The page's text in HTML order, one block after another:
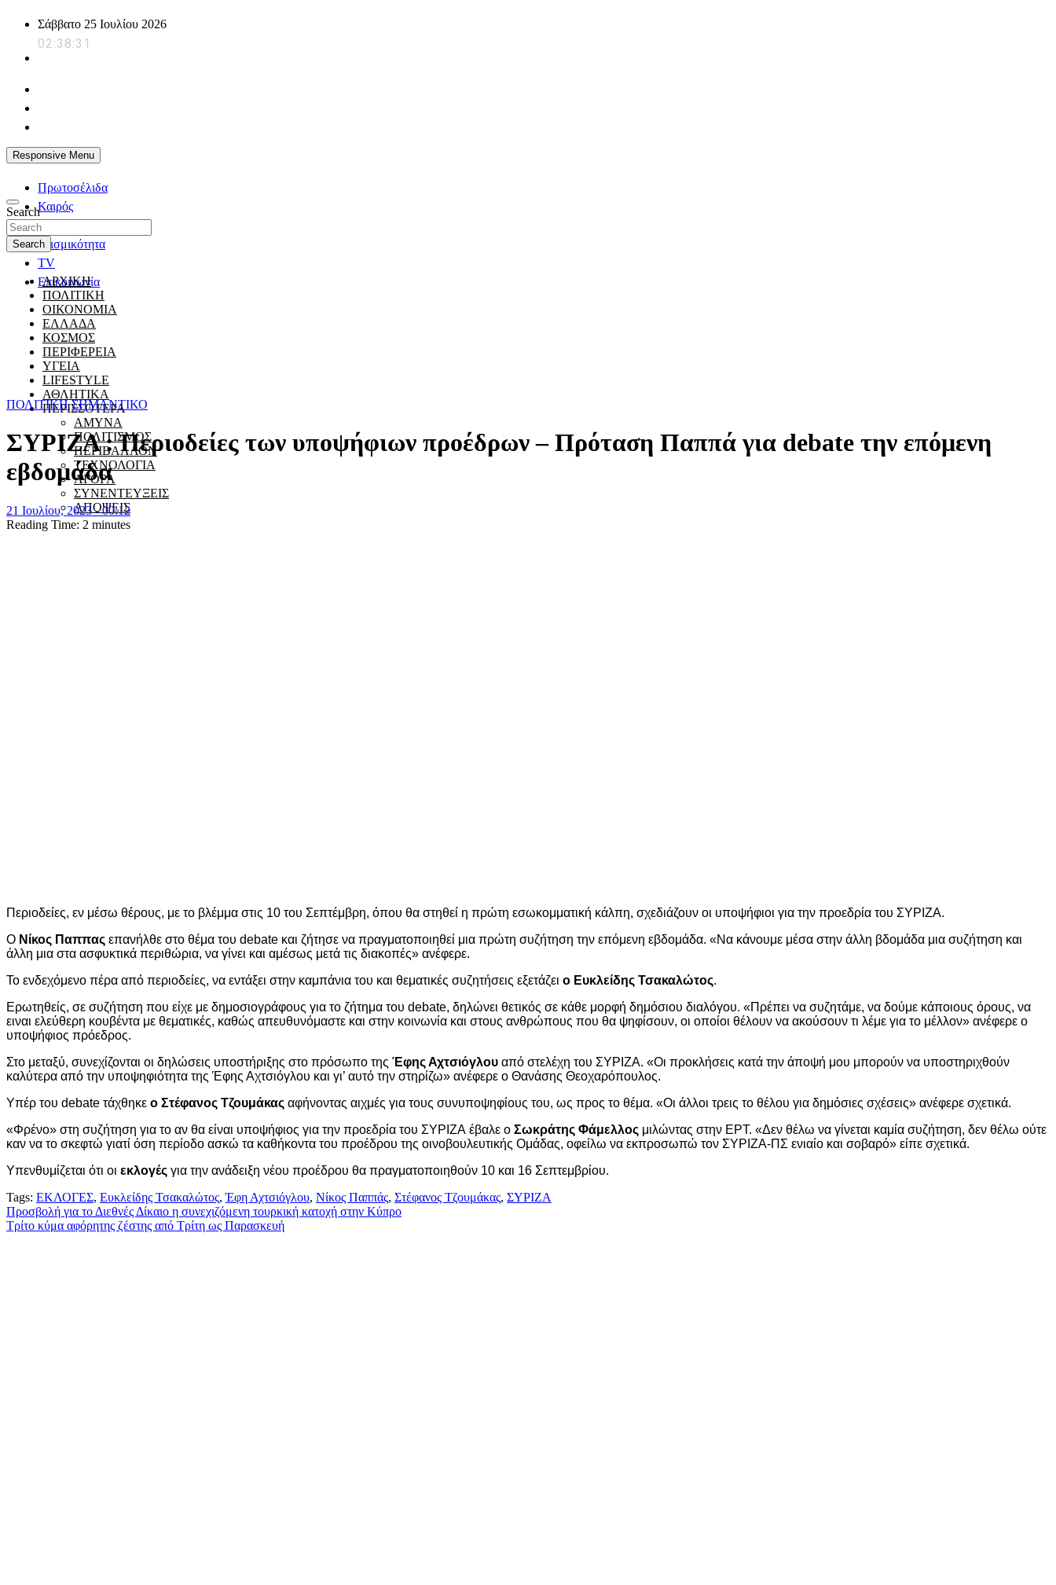
content
Σάββατο 25 Ιουλίου 2026
02:38:31
Responsive Menu
Πρωτοσέλιδα
Καιρός
Ζώδια
Σεισμικότητα
TV
Επικοινωνία
powerplayer.gr
Search
Search
ΑΡΧΙΚΗ
ΠΟΛΙΤΙΚΗ
ΟΙΚΟΝΟΜΙΑ
ΕΛΛΑΔΑ
ΚΟΣΜΟΣ
ΠΕΡΙΦΕΡΕΙΑ
ΥΓΕΙΑ
LIFESTYLE
ΑΘΛΗΤΙΚΑ
ΠΕΡΙΣΣΟΤΕΡΑ
ΑΜΥΝΑ
ΠΟΛΙΤΙΣΜΟΣ
ΠΕΡΙΒΑΛΛΟΝ
ΤΕΧΝΟΛΟΓΙΑ
ΑΓΟΡΑ
ΣΥΝΕΝΤΕΥΞΕΙΣ
ΑΠΟΨΕΙΣ
ΠΟΛΙΤΙΚΗ ΣΗΜΑΝΤΙΚΟ
ΣΥΡΙΖΑ : Περιοδείες των υποψήφιων προέδρων – Πρόταση Παππά για debate την επόμενη
εβδομάδα
21 Ιουλίου, 2023 - 00:12
Reading Time: 2 minutes
Περιοδείες, εν μέσω θέρους, με το βλέμμα στις 10 του Σεπτέμβρη, όπου θα στηθεί η πρώτη εσωκομματική κάλπη, σχεδιάζουν οι υποψήφιοι για την προεδρία του ΣΥΡΙΖΑ.
Ο Νίκος Παππας επανήλθε στο θέμα του debate και ζήτησε να πραγματοποιηθεί μια πρώτη συζήτηση την επόμενη εβδομάδα. «Να κάνουμε μέσα στην άλλη βδομάδα μια συζήτηση και
άλλη μια στα ασφυκτικά περιθώρια, να γίνει και αμέσως μετά τις διακοπές» ανέφερε.
Το ενδεχόμενο πέρα από περιοδείες, να εντάξει στην καμπάνια του και θεματικές συζητήσεις εξετάζει ο Ευκλείδης Τσακαλώτος.
Ερωτηθείς, σε συζήτηση που είχε με δημοσιογράφους για το ζήτημα του debate, δηλώνει θετικός σε κάθε μορφή δημόσιου διαλόγου. «Πρέπει να συζητάμε, να δούμε κάποιους όρους, να
ειναι ελεύθερη κουβέντα με θεματικές, καθώς απευθυνόμαστε και στην κοινωνία και στους ανθρώπους που θα ψηφίσουν, οι οποίοι θέλουν να ακούσουν τι λέμε για το μέλλον» ανέφερε ο
υποψήφιος πρόεδρος.
Στο μεταξύ, συνεχίζονται οι δηλώσεις υποστήριξης στο πρόσωπο της Έφης Αχτσιόγλου από στελέχη του ΣΥΡΙΖΑ. «Οι προκλήσεις κατά την άποψή μου μπορούν να υποστηριχθούν
καλύτερα από την υποψηφιότητα της Έφης Αχτσιόγλου και γι’ αυτό την στηρίζω» ανέφερε ο Θανάσης Θεοχαρόπουλος.
Yπέρ του debate τάχθηκε ο Στέφανος Τζουμάκας αφήνοντας αιχμές για τους συνυποψηφίους του, ως προς το θέμα. «Οι άλλοι τρεις το θέλου για δημόσιες σχέσεις» ανέφερε σχετικά.
«Φρένο» στη συζήτηση για το αν θα είναι υποψήφιος για την προεδρία του ΣΥΡΙΖΑ έβαλε ο Σωκράτης Φάμελλος μιλώντας στην ΕΡΤ. «Δεν θέλω να γίνεται καμία συζήτηση, δεν θέλω ούτε
καν να το σκεφτώ γιατί όση περίοδο ασκώ τα καθήκοντα του προέδρου της οινοβουλευτικής Ομάδας, οφείλω να εκπροσωπώ τον ΣΥΡΙΖΑ-ΠΣ ενιαίο και σοβαρό» είπε σχετικά.
Υπενθυμίζεται ότι οι εκλογές για την ανάδειξη νέου προέδρου θα πραγματοποιηθούν 10 και 16 Σεπτεμβρίου.
Tags: ΕΚΛΟΓΕΣ, Ευκλείδης Τσακαλώτος,Έφη Αχτσιόγλου, Νίκος Παππάς, Στέφανος Τζουμάκας, ΣΥΡΙΖΑ
Πλοήγηση
άρθρων
Προσβολή για το Διεθνές Δίκαιο η συνεχιζόμενη τουρκική κατοχή στην Κύπρο
Τρίτο κύμα αφόρητης ζέστης από Τρίτη ως Παρασκευή